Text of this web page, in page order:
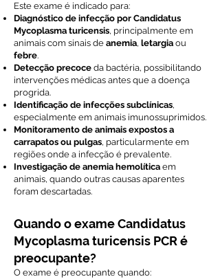
Este exame é indicado para:
Diagnóstico de infecção por Candidatus
Mycoplasma turicensis, principalmente em
animais com sinais de anemia, letargia ou
febre.
Detecção precoce da bactéria, possibilitando
intervenções médicas antes que a doença
progrida.
Identificação de infecções subclínicas,
especialmente em animais imunossuprimidos.
Monitoramento de animais expostos a
carrapatos ou pulgas, particularmente em
regiões onde a infecção é prevalente.
Investigação de anemia hemolítica em
animais, quando outras causas aparentes
foram descartadas.
Quando o exame Candidatus
Mycoplasma turicensis PCR é
preocupante?
O exame é preocupante quando: